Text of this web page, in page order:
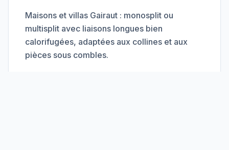
Maisons et villas Gairaut : monosplit ou
multisplit avec liaisons longues bien
calorifugées, adaptées aux collines et aux
pièces sous combles.